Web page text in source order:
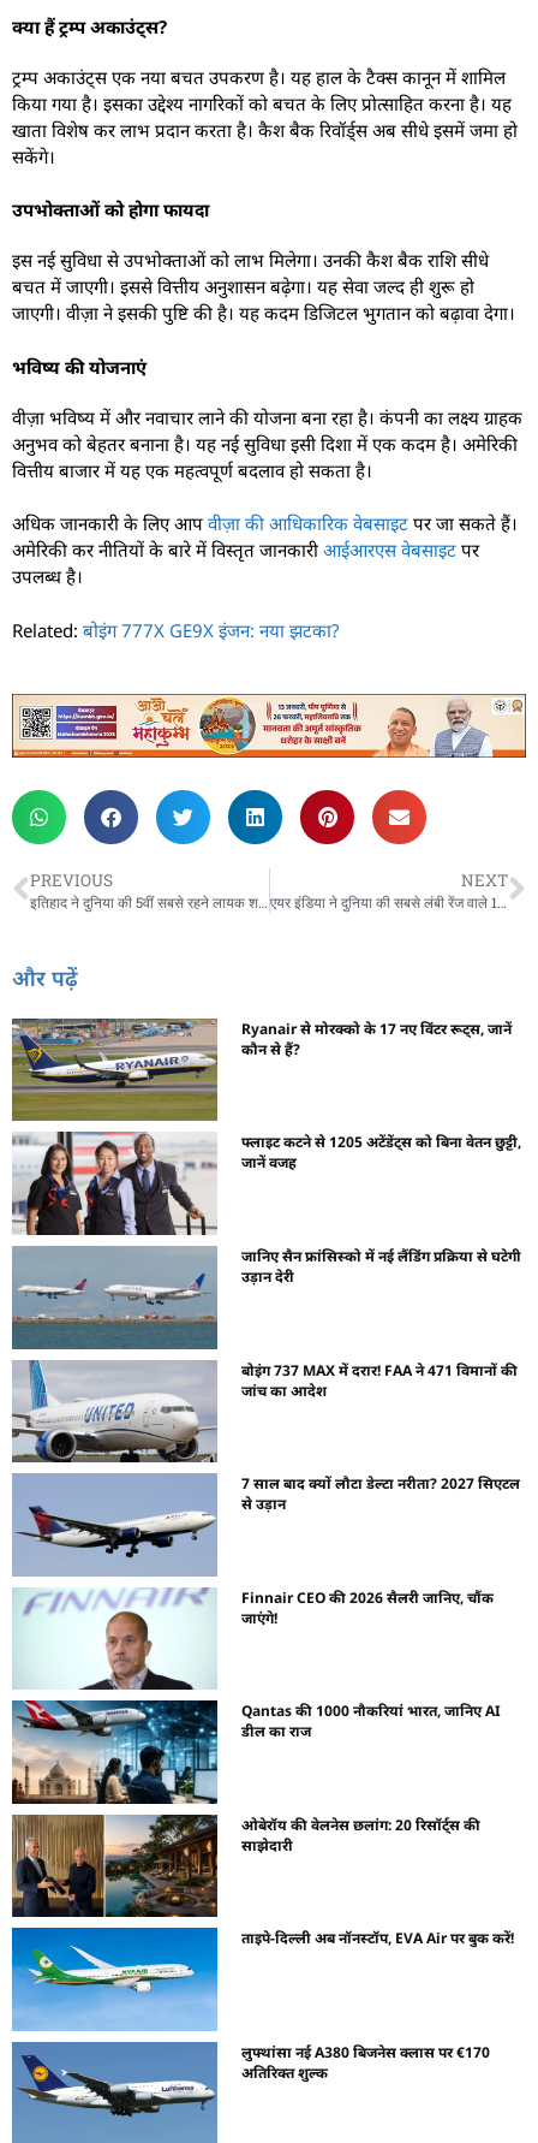
क्या हैं ट्रम्प अकाउंट्स?
ट्रम्प अकाउंट्स एक नया बचत उपकरण है। यह हाल के टैक्स कानून में शामिल
किया गया है। इसका उद्देश्य नागरिकों को बचत के लिए प्रोत्साहित करना है। यह
खाता विशेष कर लाभ प्रदान करता है। कैश बैक रिवॉर्ड्स अब सीधे इसमें जमा हो
सकेंगे।
उपभोक्ताओं को होगा फायदा
इस नई सुविधा से उपभोक्ताओं को लाभ मिलेगा। उनकी कैश बैक राशि सीधे
बचत में जाएगी। इससे वित्तीय अनुशासन बढ़ेगा। यह सेवा जल्द ही शुरू हो
जाएगी। वीज़ा ने इसकी पुष्टि की है। यह कदम डिजिटल भुगतान को बढ़ावा देगा।
भविष्य की योजनाएं
वीज़ा भविष्य में और नवाचार लाने की योजना बना रहा है। कंपनी का लक्ष्य ग्राहक
अनुभव को बेहतर बनाना है। यह नई सुविधा इसी दिशा में एक कदम है। अमेरिकी
वित्तीय बाजार में यह एक महत्वपूर्ण बदलाव हो सकता है।
अधिक जानकारी के लिए आप वीज़ा की आधिकारिक वेबसाइट पर जा सकते हैं।
अमेरिकी कर नीतियों के बारे में विस्तृत जानकारी आईआरएस वेबसाइट पर
उपलब्ध है।
Related: बोइंग 777X GE9X इंजन: नया झटका?
PREVIOUS
इतिहाद ने दुनिया की 5वीं सबसे रहने लायक शहर के लिए शुरू किए नए 787 फ्लाइट्स
NEXT
एयर इंडिया ने दुनिया की सबसे लंबी रेंज वाले 15 नए एयरक्राफ्ट मंगाए
और पढ़ें
Ryanair से मोरक्को के 17 नए विंटर रूट्स, जानें
कौन से हैं?
फ्लाइट कटने से 1205 अटेंडेंट्स को बिना वेतन छुट्टी,
जानें वजह
जानिए सैन फ्रांसिस्को में नई लैंडिंग प्रक्रिया से घटेगी
उड़ान देरी
बोइंग 737 MAX में दरार! FAA ने 471 विमानों की
जांच का आदेश
7 साल बाद क्यों लौटा डेल्टा नरीता? 2027 सिएटल
से उड़ान
Finnair CEO की 2026 सैलरी जानिए, चौंक
जाएंगे!
Qantas की 1000 नौकरियां भारत, जानिए AI
डील का राज
ओबेरॉय की वेलनेस छलांग: 20 रिसॉर्ट्स की
साझेदारी
ताइपे-दिल्ली अब नॉनस्टॉप, EVA Air पर बुक करें!
लुफ्थांसा नई A380 बिजनेस क्लास पर €170
अतिरिक्त शुल्क